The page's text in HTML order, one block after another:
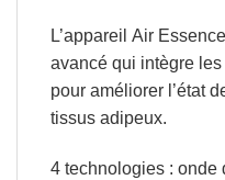
L’appareil Air
avancé qui intègre
pour améliorer l’état
tissus adipeux.
4 technologies : onde